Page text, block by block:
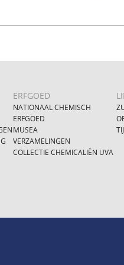
ERFGOED
NATIONAAL CHEMISCH
ERFGOED
MUSEA
VERZAMELINGEN
COLLECTIE CHEMICALIËN UVA